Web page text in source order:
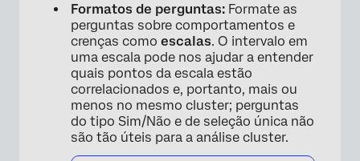
Formatos de perguntas: Formate as
perguntas sobre comportamentos e
crenças como escalas. O intervalo em
uma escala pode nos ajudar a entender
quais pontos da escala estão
correlacionados e, portanto, mais ou
menos no mesmo cluster; perguntas
do tipo Sim/Não e de seleção única não
são tão úteis para a análise cluster.